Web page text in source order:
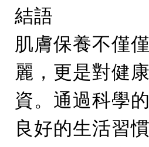
結語
肌膚保養不僅
麗，更是對健
資。通過科學
良好的生活習